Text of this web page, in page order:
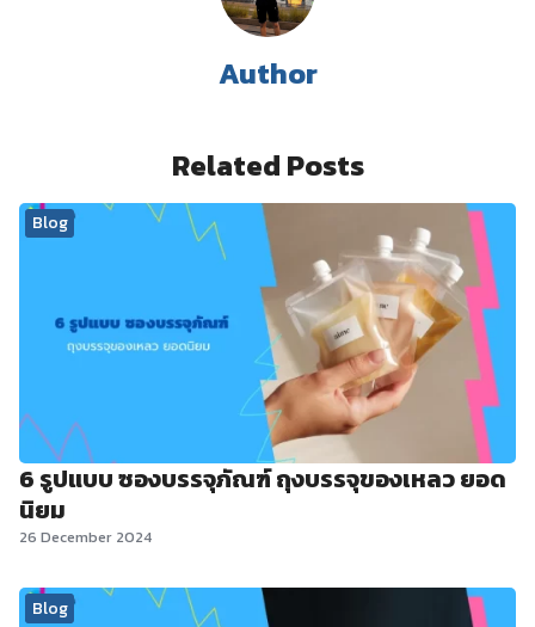
Author
Related Posts
Blog
6 รูปแบบ ซองบรรจุภัณฑ์ ถุงบรรจุของเหลว ยอด
นิยม
26 December 2024
Blog